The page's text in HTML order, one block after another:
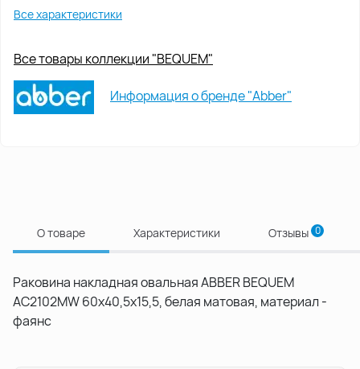
Все характеристики
Все товары коллекции "BEQUEM"
Информация о бренде "Abber"
О товаре Характеристики Отзывы 0
Раковина накладная овальная ABBER BEQUEM
AC2102MW 60х40,5х15,5, белая матовая, материал -
фаянс